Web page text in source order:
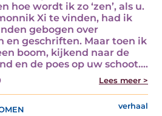
hoe wordt ik zo ‘zen’, als u.
Xi te vinden, had ik
gebogen over
en geschriften. Maar toen ik
boom, kijkend naar de
en de poes op uw schoot.…
Lees meer >
verhaal